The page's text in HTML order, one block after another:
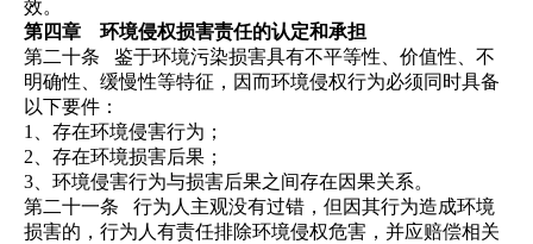
效。
第四章
环境侵权损害责任的认定和承担
第二十条
鉴于环境污染损害具有不平等性、价值性、不
明确性、缓慢性等特征，因而环境侵权行为必须同时具备
以下要件：
1、存在环境侵害行为；
2、存在环境损害后果；
3、环境侵害行为与损害后果之间存在因果关系。
第二十一条
行为人主观没有过错，但因其行为造成环境
损害的，行为人有责任排除环境侵权危害，并应赔偿相关